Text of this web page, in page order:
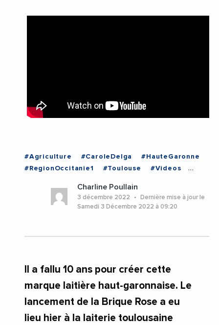
#Agriculture #CaroleDelga
#HauteGaronne
#RegionOccitanie1
#Toulouse
#Videos
Charline Poullain
3 décembre 2022
Dernière mise à jour le
Samedi 3 Décembre 2022 à 09:20
Il a fallu 10 ans pour créer cette
marque laitière haut-garonnaise. Le
lancement de la Brique Rose a eu
lieu hier à la laiterie toulousaine